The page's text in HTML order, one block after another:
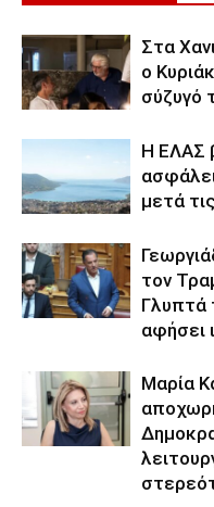
Στα
ο
σύζυγό
Η ΕΛΑΣ
μετά
τον
Γλυπτά
αφήσει
Μαρία